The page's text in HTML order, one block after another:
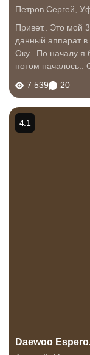
Петров Сергей
Привет.. Это мой
данный аппарат в 2019
Оку.. По началу я
потом
(кондиционер,
7 539 20
Daewoo
4.1